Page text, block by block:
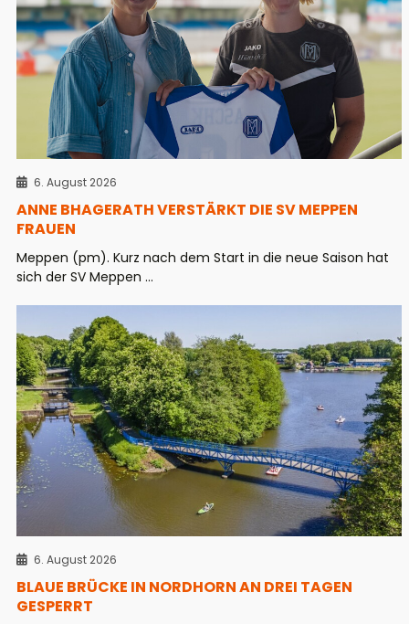
6. August 2026
ANNE BHAGERATH VERSTÄRKT DIE SV MEPPEN
FRAUEN
Meppen (pm). Kurz nach dem Start in die neue Saison hat
sich der SV Meppen ...
6. August 2026
BLAUE BRÜCKE IN NORDHORN AN DREI TAGEN
GESPERRT